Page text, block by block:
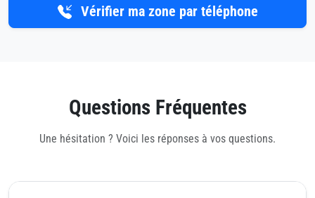
Vérifier ma zone par téléphone
Questions Fréquentes
Une hésitation ? Voici les réponses à vos questions.